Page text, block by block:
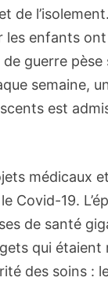
de
les enfants
guerre
semaine,
est
médicaux
Covid-19.
de santé
qui étaient
des soins :